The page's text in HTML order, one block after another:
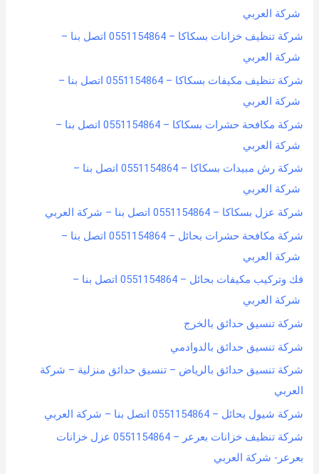
شركة العربي
شركة تنظيف خزانات بسكاكا – 0551154864 اتصل بنا –
شركة العربي
شركة تنظيف مكيفات بسكاكا – 0551154864 اتصل بنا –
شركة العربي
شركة مكافحة حشرات بسكاكا – 0551154864 اتصل بنا –
شركة العربي
شركة رش مبيدات بسكاكا – 0551154864 اتصل بنا –
شركة العربي
شركة عزل بسكاكا – 0551154864 اتصل بنا – شركة العربي
شركة مكافحة حشرات بحائل – 0551154864 اتصل بنا –
شركة العربي
فك وتركيب مكيفات بحائل – 0551154864 اتصل بنا –
شركة العربي
شركة تنسيق حدائق بالخرج
شركة تنسيق حدائق بالدوادمي
شركة تنسيق حدائق بالرياض – تنسيق حدائق منزلية – شركة
العربي
شركة شيول بحائل – 0551154864 اتصل بنا – شركة العربي
شركة تنظيف خزانات بعرعر – 0551154864 عزل خزانات
بعرعر- شركة العربي